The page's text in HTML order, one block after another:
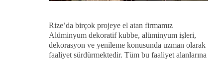
Rize’da birçok projeye el atan firmamız
Alüminyum dekoratif kubbe, alüminyum işleri,
dekorasyon ve yenileme konusunda uzman olarak
faaliyet sürdürmektedir. Tüm bu faaliyet alanlarına